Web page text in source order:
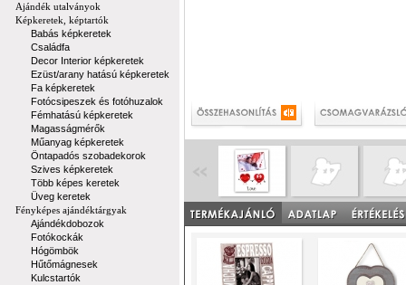
Ajándék utalványok
Képkeretek, képtartók
Babás képkeretek
Családfa
Decor Interior képkeretek
Ezüst/arany hatású képkeretek
Fa képkeretek
Fotócsipeszek és fotóhuzalok
Fémhatású képkeretek
Magasságmérők
Műanyag képkeretek
Öntapadós szobadekorok
Szives képkeretek
Több képes keretek
Üveg keretek
Fényképes ajándéktárgyak
Ajándékdobozok
Fotókockák
Hógömbök
Hűtőmágnesek
Kulcstartók